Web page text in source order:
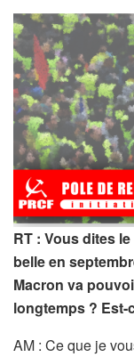
RT : Vous dites
belle en
Macron va
longtemps ? Est-
AM : Ce que je